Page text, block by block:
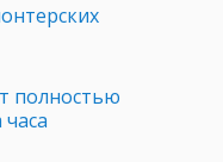
полностью